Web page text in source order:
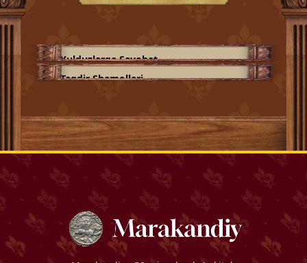
Yulduzlarga Sayohat
Taqdir Shamollari